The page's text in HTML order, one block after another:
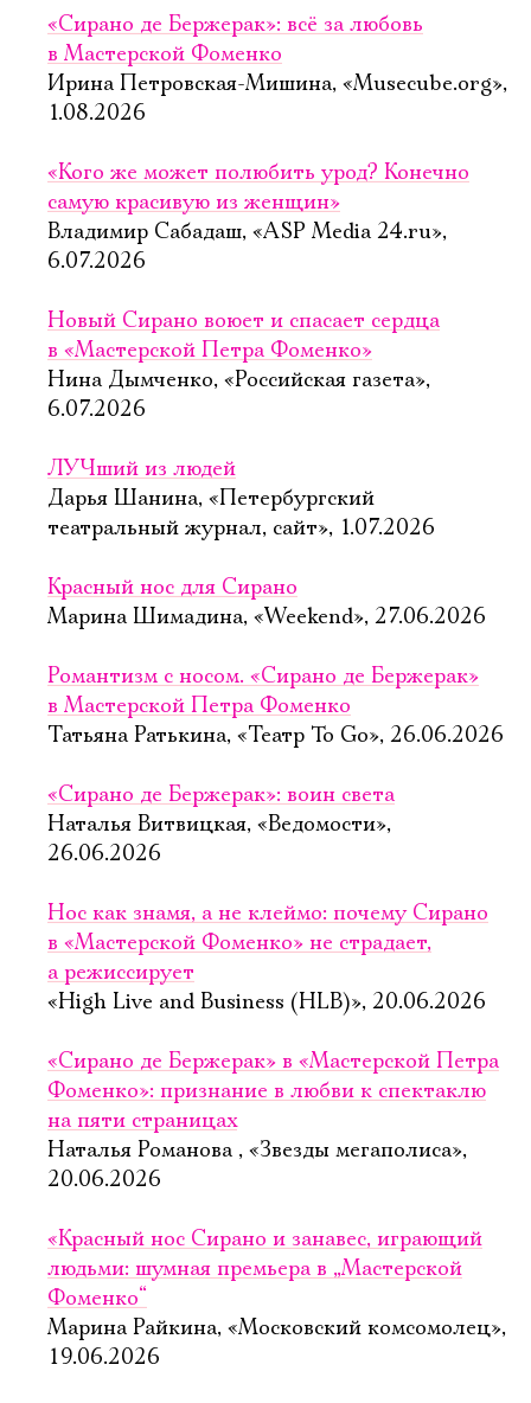
«Сирано де Бержерак»: всё за любовь
в Мастерской Фоменко
Ирина Петровская-Мишина, «Musecube.org»,
1.08.2026
«Кого же может полюбить урод? Конечно
самую красивую из женщин»
Владимир Сабадаш, «ASP Media 24.ru»,
6.07.2026
Новый Сирано воюет и спасает сердца
в «Мастерской Петра Фоменко»
Нина Дымченко, «Российская газета»,
6.07.2026
ЛУЧший из людей
Дарья Шанина, «Петербургский
театральный журнал, сайт», 1.07.2026
Красный нос для Сирано
Марина Шимадина, «Weekend», 27.06.2026
Романтизм с носом. «Сирано де Бержерак»
в Мастерской Петра Фоменко
Татьяна Ратькина, «Театр To Go», 26.06.2026
«Сирано де Бержерак»: воин света
Наталья Витвицкая, «Ведомости»,
26.06.2026
Нос как знамя, а не клеймо: почему Сирано
в «Мастерской Фоменко» не страдает,
а режиссирует
«High Live and Business (HLB)», 20.06.2026
«Сирано де Бержерак» в «Мастерской Петра
Фоменко»: признание в любви к спектаклю
на пяти страницах
Наталья Романова , «Звезды мегаполиса»,
20.06.2026
«Красный нос Сирано и занавес, играющий
людьми: шумная премьера в „Мастерской
Фоменко“
Марина Райкина, «Московский комсомолец»,
19.06.2026